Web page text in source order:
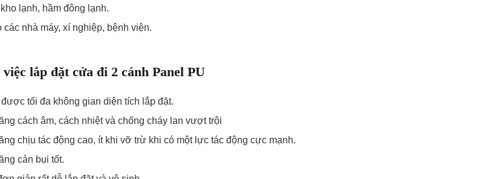
lạnh, hầm đông lạnh.
các nhà máy, xí nghiệp, bệnh viện.
lắp đặt cửa đi 2 cánh Panel PU
tối đa không gian diện tích lắp đặt.
cách âm, cách nhiệt và chống cháy lan vượt trội
chịu tác động cao, ít khi vỡ trừ khi có một lực tác động cực mạnh.
cản bụi tốt.